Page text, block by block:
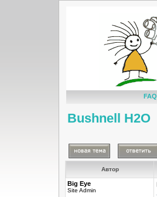
FAQ
Bushnell H2O
Автор
Big Eye
Site Admin